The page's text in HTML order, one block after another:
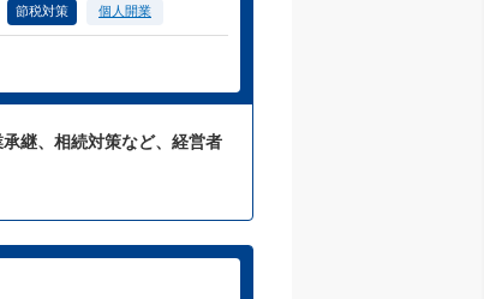
節税対策 個人開業
継、相続対策など、経営者